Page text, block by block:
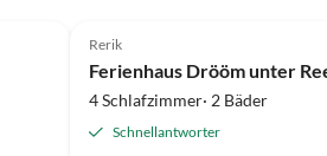
Strandurlaub
Rerik
Ferienhaus Drööm unter
4 Schlafzimmer· 2 Bäder
Schnellantworter